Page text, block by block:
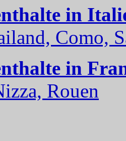
in
Como,
in
Rouen